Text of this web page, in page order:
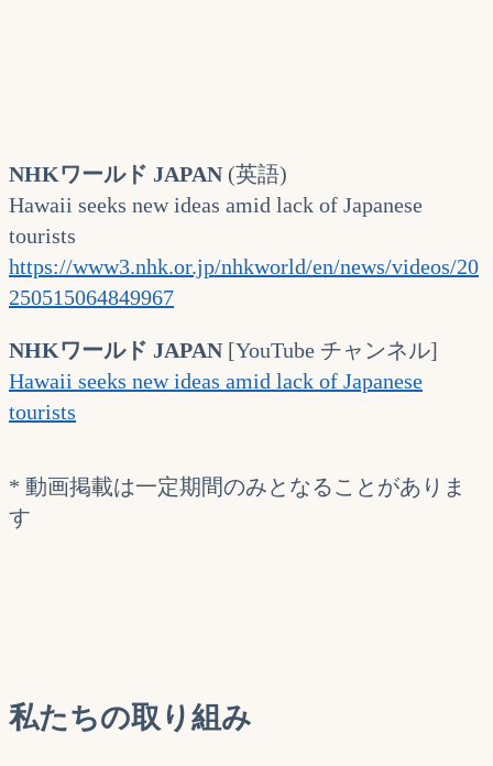
NHKワールド JAPAN(英語)
Hawaii seeks new ideas amid lack of Japanese
tourists
https://www3.nhk.or.jp/nhkworld/en/news/videos/20
250515064849967
NHKワールド JAPAN[YouTube チャンネル]
Hawaii seeks new ideas amid lack of Japanese
tourists
* 動画掲載は一定期間のみとなることがありま
す
私たちの取り組み